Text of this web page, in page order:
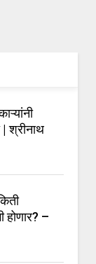
श्रीनाथ
होणार? –